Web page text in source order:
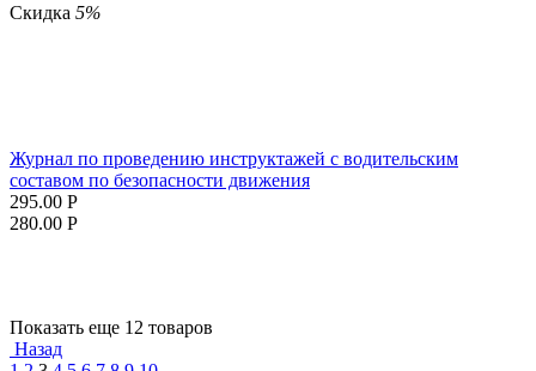
Скидка 5%
Журнал по проведению инструктажей с водительским
составом по безопасности движения
295.00 Р
280.00 Р
Показать еще 12 товаров
Назад